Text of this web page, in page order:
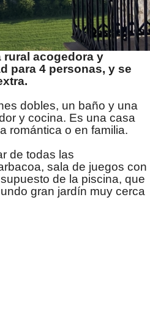
rural acogedora y
para 4 personas, y se
dobles, un baño y una
y cocina. Es una casa
romántica o en familia.
de todas las
sala de juegos con
de la piscina, que
gran jardín muy cerca